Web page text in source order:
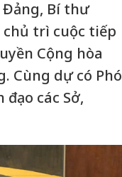
Đảng, Bí thư
trì cuộc tiếp
Cộng hòa
Cùng dự có Phó
các Sở,